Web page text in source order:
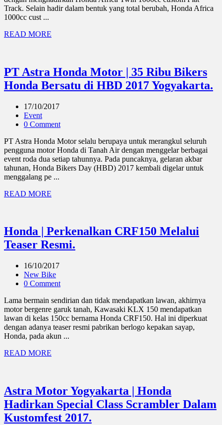
Track. Selain hadir dalam bentuk yang total berubah, Honda Africa
1000cc cust ...
READ MORE
PT Astra Honda Motor | 35 Ribu Bikers
Honda Bersatu di HBD 2017 Yogyakarta.
17/10/2017
Event
0 Comment
PT Astra Honda Motor selalu berupaya untuk merangkul seluruh
pengguna motor Honda di Tanah Air dengan menggelar berbagai
event roda dua setiap tahunnya. Pada puncaknya, gelaran akbar
tahunan, Honda Bikers Day (HBD) 2017 kembali digelar untuk
menggalang pe ...
READ MORE
Honda | Perkenalkan CRF150 Melalui
Teaser Resmi.
16/10/2017
New Bike
0 Comment
Lama bermain sendirian dan tidak mendapatkan lawan, akhirnya
motor bergenre garuk tanah, Kawasaki KLX 150 mendapatkan
lawan di kelas 150cc bernama Honda CRF150. Hal ini diperkuat
dengan adanya teaser resmi pabrikan berlogo kepakan sayap,
Honda, pada akun ...
READ MORE
Astra Motor Yogyakarta | Honda
Hadirkan Special Class Scrambler Dalam
Kustomfest 2017.